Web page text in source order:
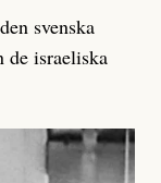
svenska
de israeliska